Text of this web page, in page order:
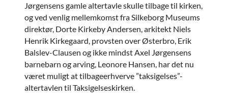
Jørgensens gamle altertavle skulle tilbage til kirken,
og ved venlig mellemkomst fra Silkeborg Museums
direktør, Dorte Kirkeby Andersen, arkitekt Niels
Henrik Kirkegaard, provsten over Østerbro, Erik
Balslev-Clausen og ikke mindst Axel Jørgensens
barnebarn og arving, Leonore Hansen, har det nu
været muligt at tilbageerhverve ”taksigelses”-
altertavlen til Taksigelseskirken.